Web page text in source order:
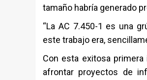
tamaño habría generado
“La AC 7.450-1 es una
este trabajo era,
Con esta exitosa primera
afrontar proyectos de